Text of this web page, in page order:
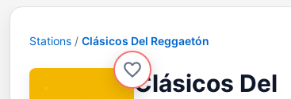
Stations Clásicos Del Reggaetón
Clásicos Del